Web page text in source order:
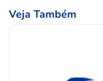
Veja Também